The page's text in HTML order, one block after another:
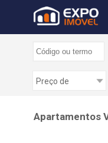
Apartamentos